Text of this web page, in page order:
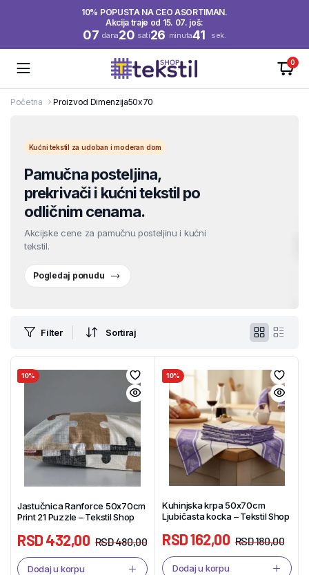
10% POPUSTA NA CEO ASORTIMAN.
Akcija traje od 15. 07. još:
07 dana20 sati26 minuta40 sek.
0
Početna Proizvod Dimenzija50x70
Kućni tekstil za udoban i moderan dom
Pamučna posteljina,
prekrivači i kućni tekstil po
odličnim cenama.
Akcijske cene za pamučnu posteljinu i kućni
tekstil.
Pogledaj ponudu
Filter Sortiraj
10%
Jastučnica Ranforce 50x70cm
Print 21 Puzzle – Tekstil Shop
RSD480,00
RSD432,00
Dodaj u korpu
10%
Kuhinjska krpa 50x70cm
Ljubičasta kocka – Tekstil Shop
RSD180,00
RSD162,00
Dodaj u korpu